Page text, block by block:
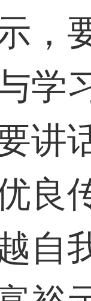
，
学
讲
良
自